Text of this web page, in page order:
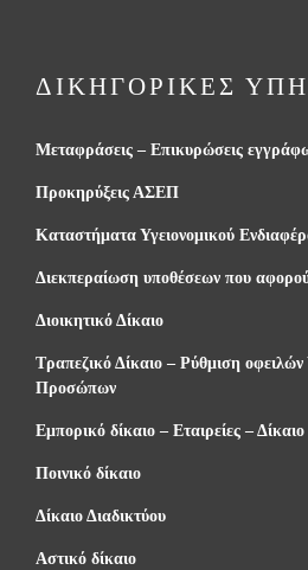
ΔΙΚΗΓΟΡΙΚΕΣ
Μεταφράσεις – Επικυρώσεις
Προκηρύξεις ΑΣΕΠ
Καταστήματα Υγειονομικού
Διεκπεραίωση υποθέσεων που
Διοικητικό Δίκαιο
Τραπεζικό Δίκαιο – Ρύθμιση
Προσώπων
Εμπορικό δίκαιο – Εταιρείες –
Ποινικό δίκαιο
Δίκαιο Διαδικτύου
Αστικό δίκαιο